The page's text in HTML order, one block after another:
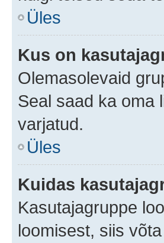
Üles
Kus on
Olemasolevaid
Seal saad ka oma
varjatud.
Üles
Kuidas
Kasutajagruppe
loomisest, siis